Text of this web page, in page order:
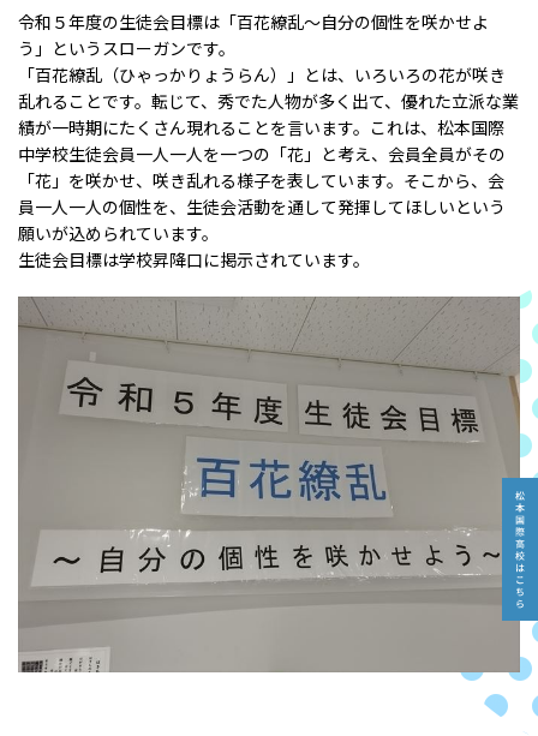
令和５年度の生徒会目標は「百花繚乱～自分の個性を咲かせよ
う」というスローガンです。
「百花繚乱（ひゃっかりょうらん）」とは、いろいろの花が咲き
乱れることです。転じて、秀でた人物が多く出て、優れた立派な業
績が一時期にたくさん現れることを言います。これは、松本国際
中学校生徒会員一人一人を一つの「花」と考え、会員全員がその
「花」を咲かせ、咲き乱れる様子を表しています。そこから、会
員一人一人の個性を、生徒会活動を通して発揮してほしいという
願いが込められています。
生徒会目標は学校昇降口に掲示されています。